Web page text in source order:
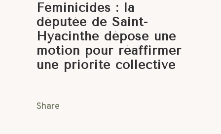
Féminicides : la
députée de Saint-
Hyacinthe dépose une
motion pour réaffirmer
une priorité collective
Share